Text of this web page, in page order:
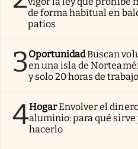
de forma habitual en
patios
3OportunidadBuscan
en una isla de
y solo 20 horas de
4HogarEnvolver el
aluminio: para qué
hacerlo